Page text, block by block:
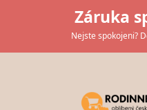
Záruka
Nejste spokojeni?